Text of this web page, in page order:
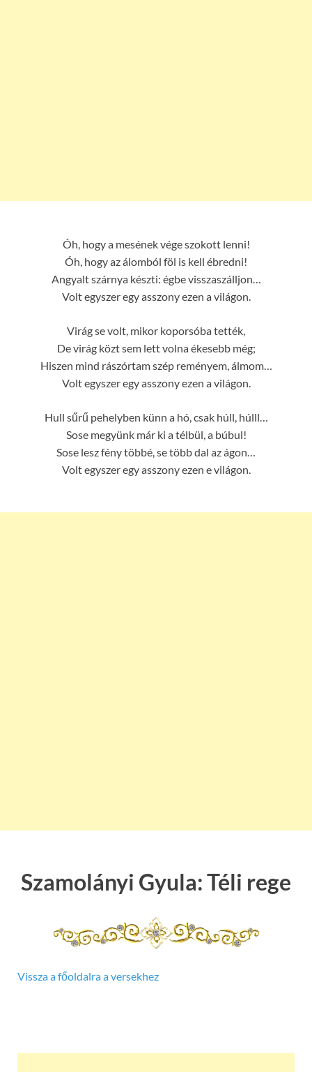
Óh, hogy a mesének vége szokott lenni!
Óh, hogy az álomból föl is kell ébredni!
Angyalt szárnya készti: égbe visszaszálljon…
Volt egyszer egy asszony ezen a világon.
Virág se volt, mikor koporsóba tették,
De virág közt sem lett volna ékesebb még;
Hiszen mind rászórtam szép reményem, álmom…
Volt egyszer egy asszony ezen a világon.
Hull sűrű pehelyben künn a hó, csak húll, húlll…
Sose megyünk már ki a télbül, a búbul!
Sose lesz fény többé, se több dal az ágon…
Volt egyszer egy asszony ezen e világon.
Szamolányi Gyula: Téli rege
Vissza a főoldalra a versekhez